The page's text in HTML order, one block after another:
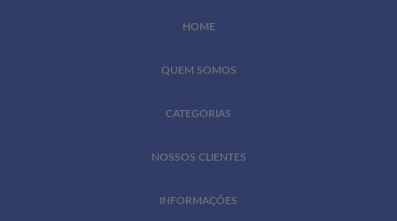
HOME
QUEM SOMOS
CATEGORIAS
NOSSOS CLIENTES
INFORMAÇÕES